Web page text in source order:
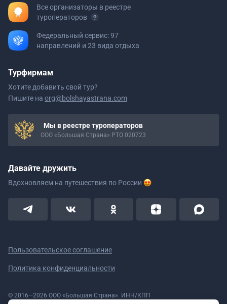
Все организаторы в реестре
туроператоров
Федеральный сервис: 97
направлений и 23 вида отдыха
Турфирмам
Хотите добавить свой тур?
Пишите на org@bolshayastrana.com
Мы в реестре туроператоров
ООО «Большая Страна» РТО 020723
Давайте дружить
Вдохновляем на путешествия по России
Пользовательское соглашение
Политика конфиденциальности
© 2016—2026 ООО «Большая Страна». ИНН/КПП